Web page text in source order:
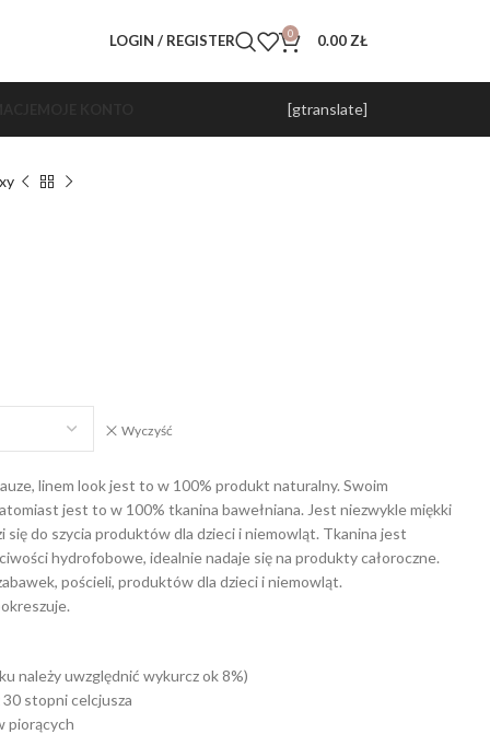
LOGIN / REGISTER 0 0.00 ZŁ
[gtranslate]
Wyczyść
linem look jest to w 100% produkt naturalny. Swoim
jest to w 100% tkanina bawełniana. Jest niezwykle miękki
się do szycia produktów dla dzieci i niemowląt. Tkanina jest
hydrofobowe, idealnie nadaje się na produkty całoroczne.
pościeli, produktów dla dzieci i niemowląt.
należy uwzględnić wykurcz ok 8%)
stopni celcjusza
piorących